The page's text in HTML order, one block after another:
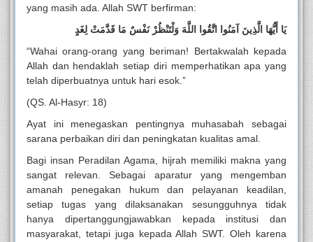
yang masih ada. Allah SWT berfirman:
يَا أَيُّهَا الَّذِينَ آمَنُوا اتَّقُوا اللَّهَ وَلْتَنْظُرْ نَفْسٌ مَا قَدَّمَتْ لِغَدٍ
“Wahai orang-orang yang beriman! Bertakwalah kepada
Allah dan hendaklah setiap diri memperhatikan apa yang
telah diperbuatnya untuk hari esok.”
(QS. Al-Hasyr: 18)
Ayat ini menegaskan pentingnya muhasabah sebagai
sarana perbaikan diri dan peningkatan kualitas amal.
Bagi insan Peradilan Agama, hijrah memiliki makna yang
sangat relevan. Sebagai aparatur yang mengemban
amanah penegakan hukum dan pelayanan keadilan,
setiap tugas yang dilaksanakan sesungguhnya tidak
hanya dipertanggungjawabkan kepada institusi dan
masyarakat, tetapi juga kepada Allah SWT. Oleh karena